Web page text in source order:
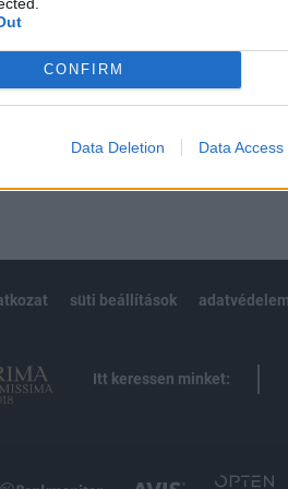
CONFIRM
Data Deletion Data Access
Előfizetés
VAGY? BEJELENTKEZÉS
süti beállítások adatvédelem
Itt keressen minket: